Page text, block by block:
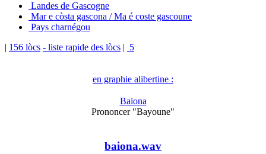
Landes de Gascogne
Mar e còsta gascona / Ma é coste gascoune
Pays charnégou
| 156 lòcs - liste rapide des lòcs | 5
en graphie alibertine :
Baiona
Prononcer "Bayoune"
baiona.wav